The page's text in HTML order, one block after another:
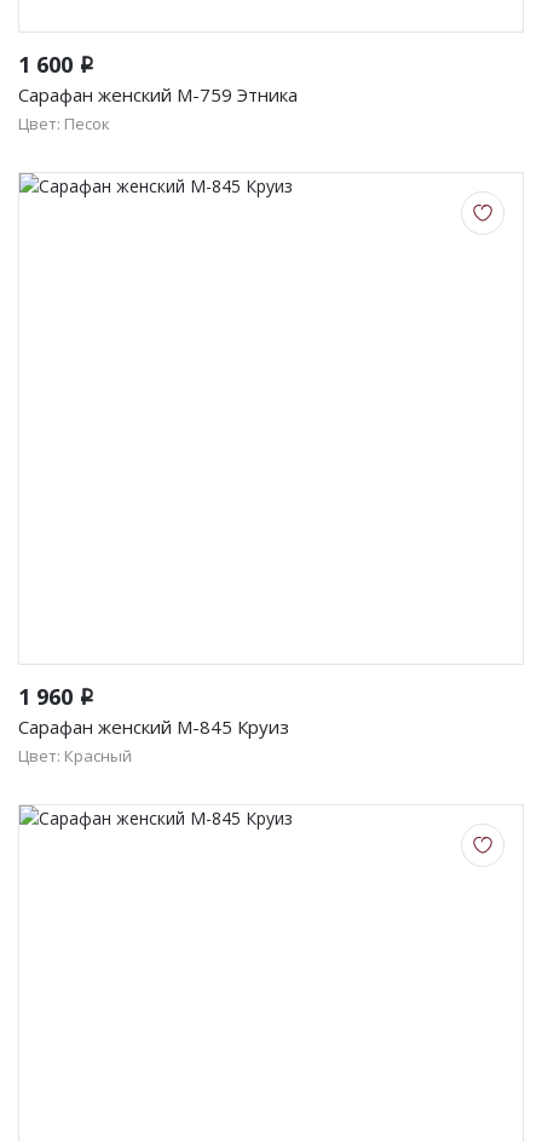
1 600 i
Сарафан женский М-759 Этника
Цвет: Песок
1 960 i
Сарафан женский М-845 Круиз
Цвет: Красный